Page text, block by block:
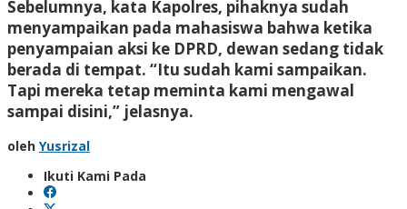
Sebelumnya, kata Kapolres, pihaknya sudah
menyampaikan pada mahasiswa bahwa ketika
penyampaian aksi ke DPRD, dewan sedang tidak
berada di tempat. “Itu sudah kami sampaikan.
Tapi mereka tetap meminta kami mengawal
sampai disini,” jelasnya.
oleh Yusrizal
Ikuti Kami Pada